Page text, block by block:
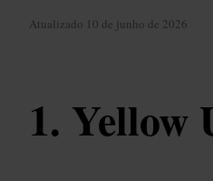
Atualizado 10 de junho de 2026
Yellow